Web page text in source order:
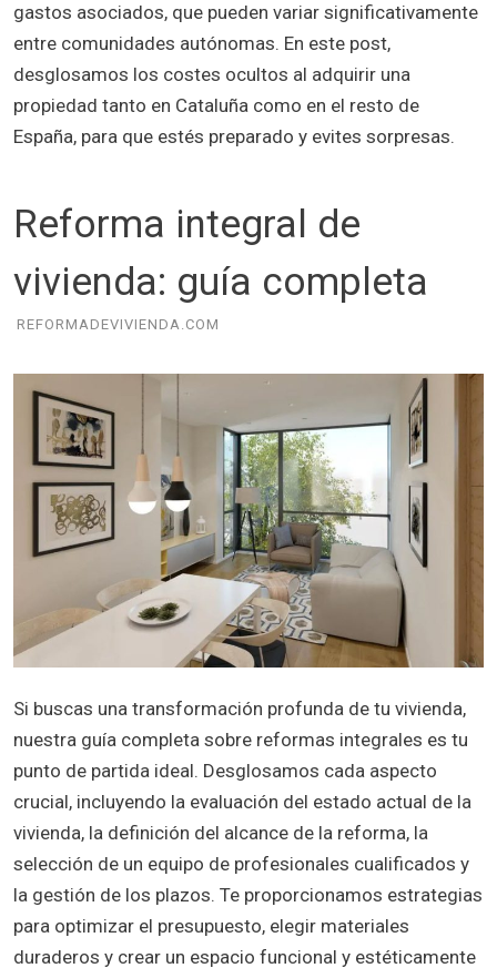
gastos asociados, que pueden variar significativamente
entre comunidades autónomas. En este post,
desglosamos los costes ocultos al adquirir una
propiedad tanto en Cataluña como en el resto de
España, para que estés preparado y evites sorpresas.
Reforma integral de
vivienda: guía completa
REFORMADEVIVIENDA.COM
Si buscas una transformación profunda de tu vivienda,
nuestra guía completa sobre reformas integrales es tu
punto de partida ideal. Desglosamos cada aspecto
crucial, incluyendo la evaluación del estado actual de la
vivienda, la definición del alcance de la reforma, la
selección de un equipo de profesionales cualificados y
la gestión de los plazos. Te proporcionamos estrategias
para optimizar el presupuesto, elegir materiales
duraderos y crear un espacio funcional y estéticamente